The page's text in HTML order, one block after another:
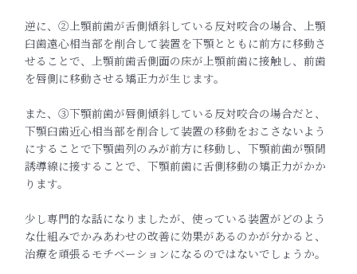
逆に、②上顎前歯が舌側傾斜している反対咬合の場合、上顎
臼歯遠心相当部を削合して装置を下顎とともに前方に移動さ
せることで、上顎前歯舌側面の床が上顎前歯に接触し、前歯
を唇側に移動させる 矯正力が生じます。
また、③下顎前歯が唇側傾斜している反対咬合の場合だと、
下顎臼歯近心相当部を削合して装置の移動をおこさないよう
にすることで下顎歯列のみが前方に移動し、下顎前歯が顎間
誘導線に接することで、下顎前歯に舌側移動の矯正力がかか
ります。
少し専門的な話になりましたが、使っている装置がどのよう
な仕組みでかみあわせの改善に効果があるのかが分かると、
治療を頑張るモチベーションになるのではないでしょうか。